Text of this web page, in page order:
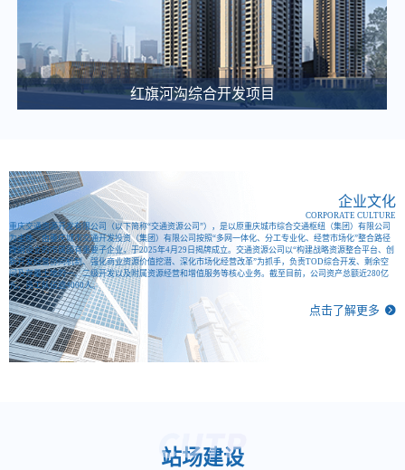
关于微电园站一体化综合开发项目咨询代理服务比选公告
2025-03-12
大竹林站TOD项目施工图审查中选候选人公示
2025-03-11
重庆东站交通枢纽项目项目建设合规性审查比选公告
2025-03-06
2025-03-04
红旗河沟综合开发项目
企业文化
CORPORATE CULTURE
重庆交通资源开发有限公司（以下简称“交通资源公司”），是以原重庆城市综合交通枢纽（集团）有限公司
为主体，由重庆城市交通开发投资（集团）有限公司按照“多网一体化、分工专业化、经营市场化”整合路径
改组设立的市属国有重要子企业，于2025年4月29日揭牌成立。交通资源公司以“构建战略资源整合平台、创
新开发经营协同机制、强化商业资源价值挖潜、深化市场化经营改革”为抓手，负责TOD综合开发、剩余空
间及存量土地的一、二级开发以及附属资源经营和增值服务等核心业务。截至目前，公司资产总额近280亿
元，员工队伍逾4000人。
点击了解更多
站场建设